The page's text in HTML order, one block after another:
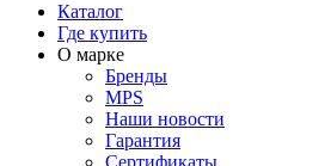
Каталог
Где купить
О марке
Бренды
MPS
Наши новости
Гарантия
Сертификаты